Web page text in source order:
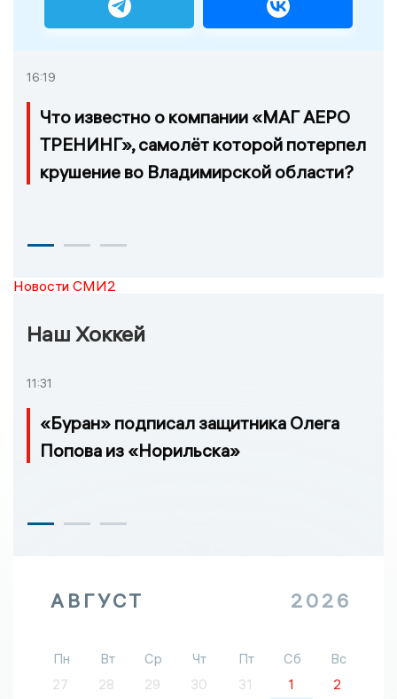
16:19
Что известно о компании «МАГ АЕРО
ТРЕНИНГ», самолёт которой потерпел
крушение во Владимирской области?
Новости СМИ2
Наш Хоккей
11:31
«Буран» подписал защитника Олега
Попова из «Норильска»
АВГУСТ 2026
Пн Вт Ср Чт Пт Сб
Вс
27
28 29 30 31 1
2